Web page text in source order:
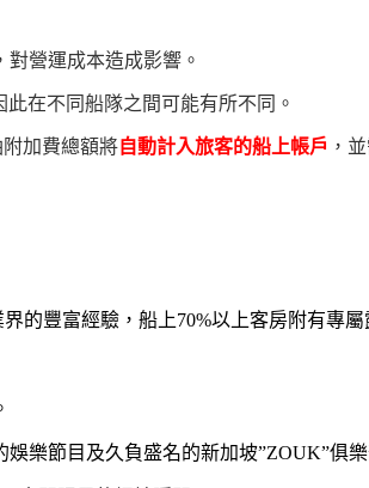
營運成本造成影響。
在不同船隊之間可能有所不同。
加費總額將自動計入旅客的船上帳戶 ，
的豐富經驗，船上70%以上客房附有專屬
樂節目及久負盛名的新加坡”ZOUK”俱